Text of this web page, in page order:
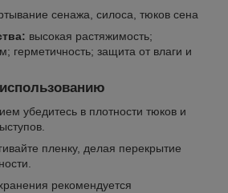
сенажа, силоса, тюков сена
высокая растяжимость;
герметичность; защита от влаги и
убедитесь в плотности тюков и
пленку, делая перекрытие
рекомендуется